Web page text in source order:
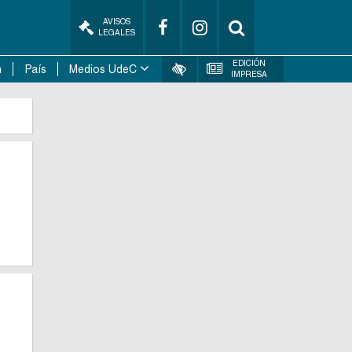
AVISOS
LEGALES
País Medios UdeC
EDICIÓN
IMPRESA